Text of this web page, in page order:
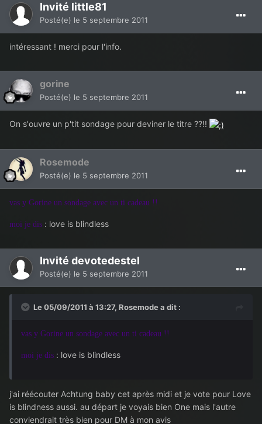
Invité little81
Posté(e) le 5 septembre 2011
intéressant ! merci pour l'info.
gorine
Posté(e) le 5 septembre 2011
On s'ouvre un p'tit sondage pour deviner le titre ??!!
Rosemode
Posté(e) le 5 septembre 2011
vas y Gorine un sondage avec un ti cadeau !!
moi je dis : love is blindless
Invité devotedestel
Posté(e) le 5 septembre 2011
Le 05/09/2011 à 13:27, Rosemode a dit :
vas y Gorine un sondage avec un ti cadeau !!
moi je dis : love is blindless
j'ai réécouter Achtung baby cet après midi et je vote pour Love
is blindness aussi. au départ je voyais bien One mais l'autre
conviendrait très bien pour DM à mon avis